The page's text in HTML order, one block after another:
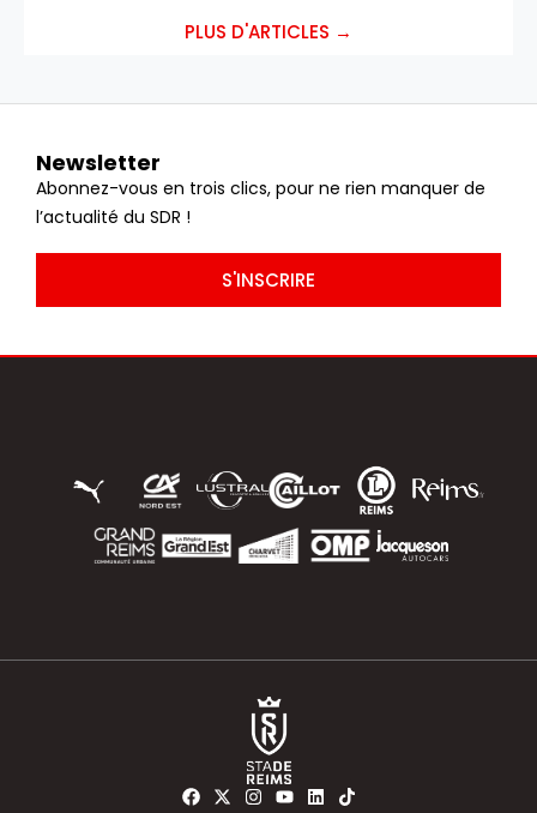
PLUS D'ARTICLES →
Newsletter
Abonnez-vous en trois clics, pour ne rien manquer de
l’actualité du SDR !
S'INSCRIRE